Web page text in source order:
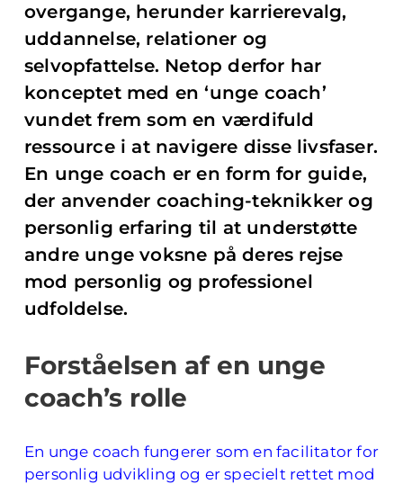
overgange, herunder karrierevalg,
uddannelse, relationer og
selvopfattelse. Netop derfor har
konceptet med en ‘unge coach’
vundet frem som en værdifuld
ressource i at navigere disse livsfaser.
En unge coach er en form for guide,
der anvender coaching-teknikker og
personlig erfaring til at understøtte
andre unge voksne på deres rejse
mod personlig og professionel
udfoldelse.
Forståelsen af en unge
coach’s rolle
En unge coach fungerer som en facilitator for
personlig udvikling og er specielt rettet mod